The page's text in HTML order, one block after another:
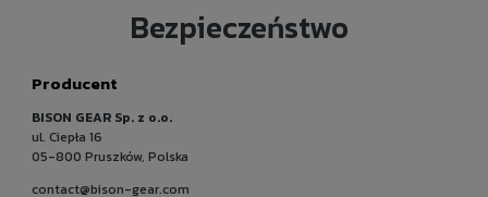
Bezpieczeństwo
Producent
BISON GEAR Sp. z o.o.
ul. Ciepła 16
05-800 Pruszków, Polska
contact@bison-gear.com